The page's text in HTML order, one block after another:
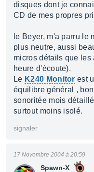
disques dont je
CD de mes propres
le Beyer, m'a parru le
plus neutre, aussi
micros détails que les
heure d'écoute).
Le K240 Monitor est
équilibre général ,
sonoritée mois
surtout moins isolé.
signaler
Spawn-X
17 Novembre 2004 à 20:59